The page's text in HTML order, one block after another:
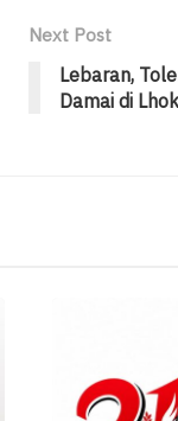
Next Post
Lebaran,
Damai di